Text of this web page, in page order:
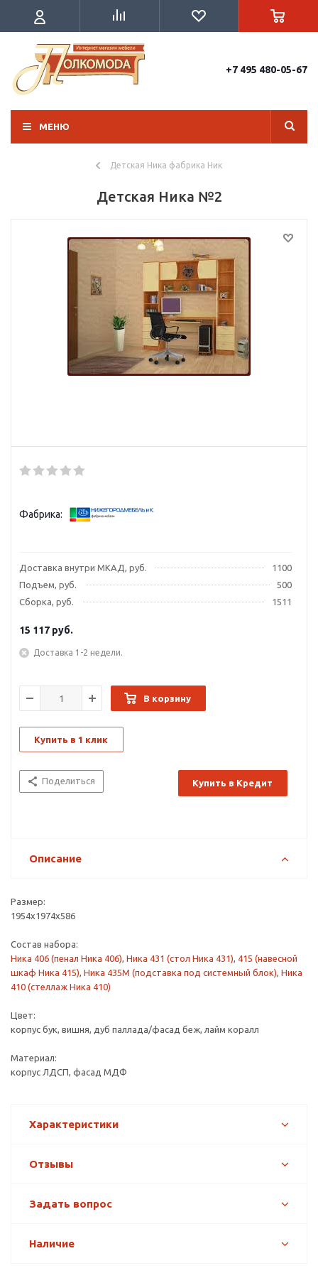
+7 495 480-05-67
МЕНЮ
Детская Ника фабрика Ник
Детская Ника №2
Фабрика:
Доставка внутри МКАД, руб.
1100
Подъем, руб.
500
Сборка, руб.
1511
15 117 руб.
Доставка 1-2 недели.
В корзину
Купить в 1 клик
Поделиться Купить в Кредит
Описание
Размер:
1954х1974х586
Состав набора:
Ника 406 (пенал Ника 406), Ника 431 (стол Ника 431), 415 (навесной
шкаф Ника 415), Ника 435М (подставка под системный блок), Ника
410 (стеллаж Ника 410)
Цвет:
корпус бук, вишня, дуб паллада/фасад беж, лайм коралл
Материал:
корпус ЛДСП, фасад МДФ
Характеристики
Отзывы
Задать вопрос
Наличие